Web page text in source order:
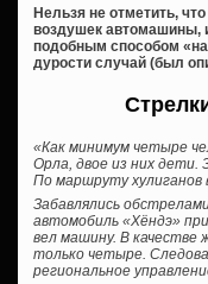
Нельзя не отметить,
воздушек автомашины,
подобным способом
дурости случай (был
«Как минимум четыре
Орла, двое из них дети.
По маршруту хулиганов
Забавлялись
автомобиль «Хёндэ»
вел машину. В качестве
только четыре.
региональное